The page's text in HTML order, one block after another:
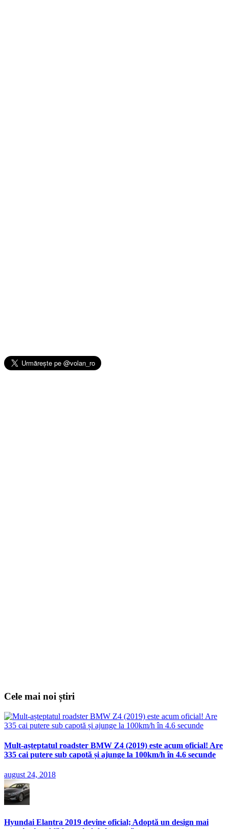
Cele mai noi știri
Mult-așteptatul roadster BMW Z4 (2019) este acum oficial! Are
335 cai putere sub capotă și ajunge la 100km/h în 4.6 secunde
august 24, 2018
Hyundai Elantra 2019 devine oficial; Adoptă un design mai